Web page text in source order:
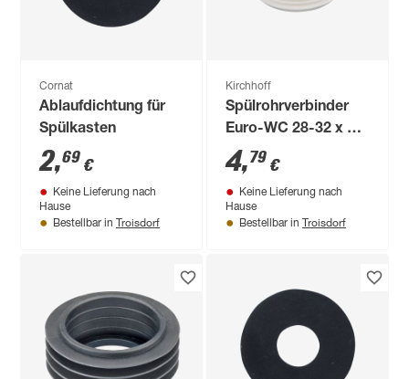
Cornat
Ablaufdichtung für
Spülkasten
2,69 €
Keine Lieferung nach
Hause
Bestellbar in Troisdorf
Kirchhoff
Spülrohrverbinder
Euro-WC 28-32 x 55
mm, mit Rosette
4,79 €
Keine Lieferung nach
Hause
Bestellbar in Troisdorf